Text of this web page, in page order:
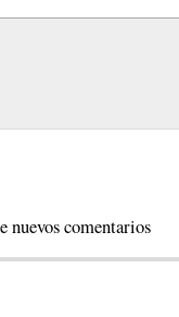
nuevos comentarios